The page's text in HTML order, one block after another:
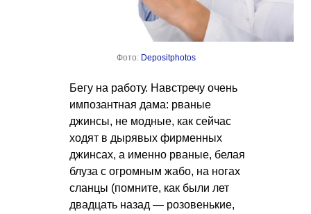
Фото: Depositphotos
Бегу на работу. Навстречу очень
импозантная дама: рваные
джинсы, не модные, как сейчас
ходят в дырявых фирменных
джинсах, а именно рваные, белая
блуза с огромным жабо, на ногах
сланцы (помните, как были лет
двадцать назад — розовенькие,